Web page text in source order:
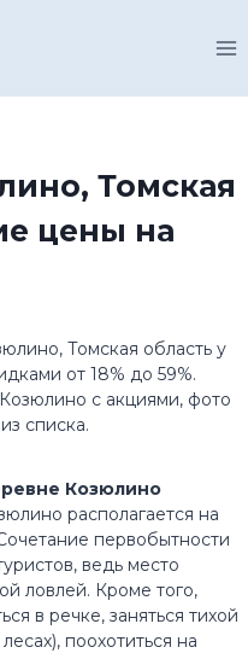
Томская
цены на
Томская область у
от 18% до 59%.
с акциями, фото
списка.
Козюлино
располагается на
первобытности
ведь место
ловлей. Кроме того,
в речке, заняться тихой
поохотиться на